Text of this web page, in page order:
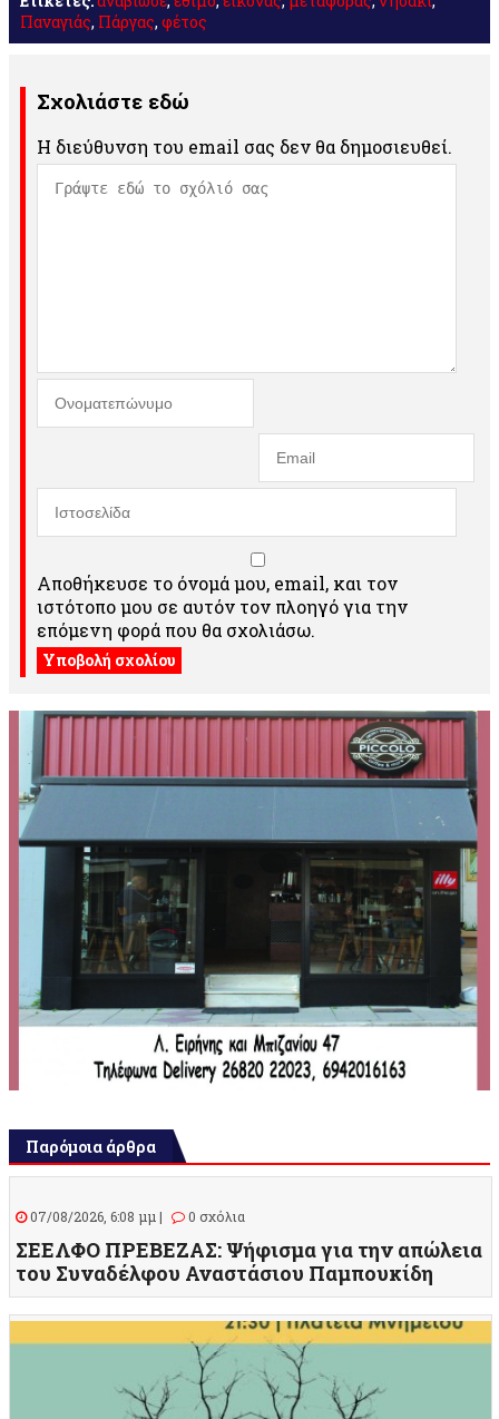
Παναγιάς, Πάργας, φέτος
Σχολιάστε εδώ
Η διεύθυνση του email σας δεν θα δημοσιευθεί.
Αποθήκευσε το όνομά μου, email, και τον
ιστότοπο μου σε αυτόν τον πλοηγό για την
επόμενη φορά που θα σχολιάσω.
Παρόμοια άρθρα
07/08/2026, 6:08 μμ | 0 σχόλια
ΣΕΕΛΦΟ ΠΡΕΒΕΖΑΣ: Ψήφισμα για την απώλεια
του Συναδέλφου Αναστάσιου Παμπουκίδη